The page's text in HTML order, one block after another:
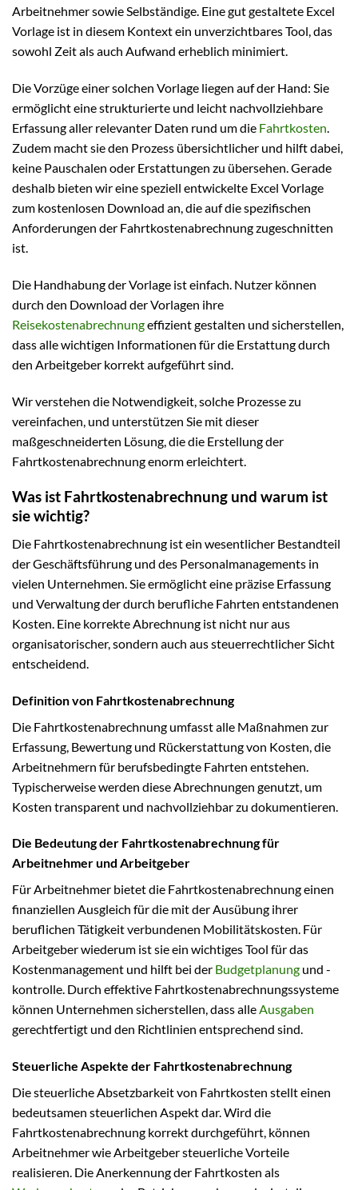
Arbeitnehmer sowie Selbständige. Eine gut gestaltete Excel
Vorlage ist in diesem Kontext ein unverzichtbares Tool, das
sowohl Zeit als auch Aufwand erheblich minimiert.
Die Vorzüge einer solchen Vorlage liegen auf der Hand: Sie
ermöglicht eine strukturierte und leicht nachvollziehbare
Erfassung aller relevanter Daten rund um die Fahrtkosten.
Zudem macht sie den Prozess übersichtlicher und hilft dabei,
keine Pauschalen oder Erstattungen zu übersehen. Gerade
deshalb bieten wir eine speziell entwickelte Excel Vorlage
zum kostenlosen Download an, die auf die spezifischen
Anforderungen der Fahrtkostenabrechnung zugeschnitten
ist.
Die Handhabung der Vorlage ist einfach. Nutzer können
durch den Download der Vorlagen ihre
Reisekostenabrechnungeffizient gestalten und sicherstellen,
dass alle wichtigen Informationen für die Erstattung durch
den Arbeitgeber korrekt aufgeführt sind.
Wir verstehen die Notwendigkeit, solche Prozesse zu
vereinfachen, und unterstützen Sie mit dieser
maßgeschneiderten Lösung, die die Erstellung der
Fahrtkostenabrechnung enorm erleichtert.
Was ist Fahrtkostenabrechnung und warum ist
sie wichtig?
Die Fahrtkostenabrechnung ist ein wesentlicher Bestandteil
der Geschäftsführung und des Personalmanagements in
vielen Unternehmen. Sie ermöglicht eine präzise Erfassung
und Verwaltung der durch berufliche Fahrten entstandenen
Kosten. Eine korrekte Abrechnung ist nicht nur aus
organisatorischer, sondern auch aus steuerrechtlicher Sicht
entscheidend.
Definition von Fahrtkostenabrechnung
Die Fahrtkostenabrechnung umfasst alle Maßnahmen zur
Erfassung, Bewertung und Rückerstattung von Kosten, die
Arbeitnehmern für berufsbedingte Fahrten entstehen.
Typischerweise werden diese Abrechnungen genutzt, um
Kosten transparent und nachvollziehbar zu dokumentieren.
Die Bedeutung der Fahrtkostenabrechnung für
Arbeitnehmer und Arbeitgeber
Für Arbeitnehmer bietet die Fahrtkostenabrechnung einen
finanziellen Ausgleich für die mit der Ausübung ihrer
beruflichen Tätigkeit verbundenen Mobilitätskosten. Für
Arbeitgeber wiederum ist sie ein wichtiges Tool für das
Kostenmanagement und hilft bei der Budgetplanung und -
kontrolle. Durch effektive Fahrtkostenabrechnungssysteme
können Unternehmen sicherstellen, dass alleAusgaben
gerechtfertigt und den Richtlinien entsprechend sind.
Steuerliche Aspekte der Fahrtkostenabrechnung
Die steuerliche Absetzbarkeit von Fahrtkosten stellt einen
bedeutsamen steuerlichen Aspekt dar. Wird die
Fahrtkostenabrechnung korrekt durchgeführt, können
Arbeitnehmer wie Arbeitgeber steuerliche Vorteile
realisieren. Die Anerkennung der Fahrtkosten als